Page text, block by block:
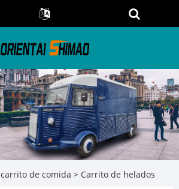
carrito de comida > Carrito de helados